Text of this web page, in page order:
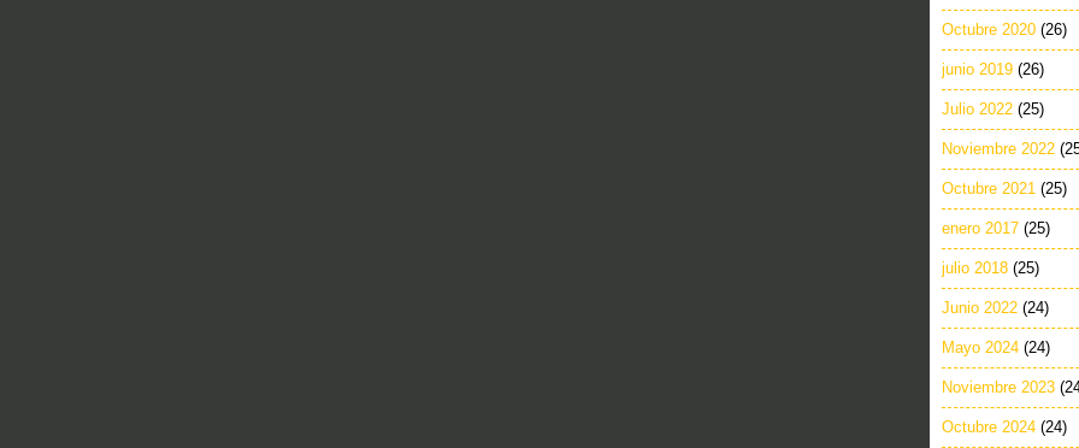
Octubre 2020 (26)
junio 2019 (26)
Julio 2022 (25)
Noviembre 2022
Octubre 2021 (25)
enero 2017 (25)
julio 2018 (25)
Junio 2022 (24)
Mayo 2024 (24)
Noviembre 2023
Octubre 2024 (24)